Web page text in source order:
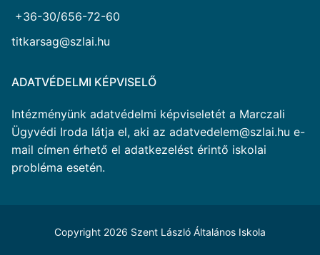
+36-30/656-72-60
titkarsag@szlai.hu
ADATVÉDELMI KÉPVISELŐ
Intézményünk adatvédelmi képviseletét a Marczali
Ügyvédi Iroda látja el, aki az adatvedelem@szlai.hu e-
mail címen érhető el adatkezelést érintő iskolai
probléma esetén.
Copyright 2026 Szent László Általános Iskola